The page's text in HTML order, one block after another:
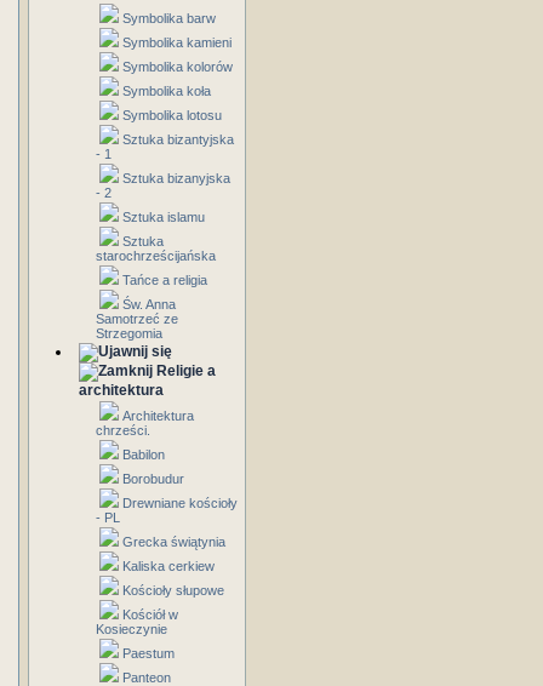
Symbolika barw
Symbolika kamieni
Symbolika kolorów
Symbolika koła
Symbolika lotosu
Sztuka bizantyjska
- 1
Sztuka bizanyjska
- 2
Sztuka islamu
Sztuka
starochrześcijańska
Tańce a religia
Św. Anna
Samotrzeć ze
Strzegomia
Religie a
architektura
Architektura
chrześci.
Babilon
Borobudur
Drewniane kościoły
- PL
Grecka świątynia
Kaliska cerkiew
Kościoły słupowe
Kościół w
Kosieczynie
Paestum
Panteon